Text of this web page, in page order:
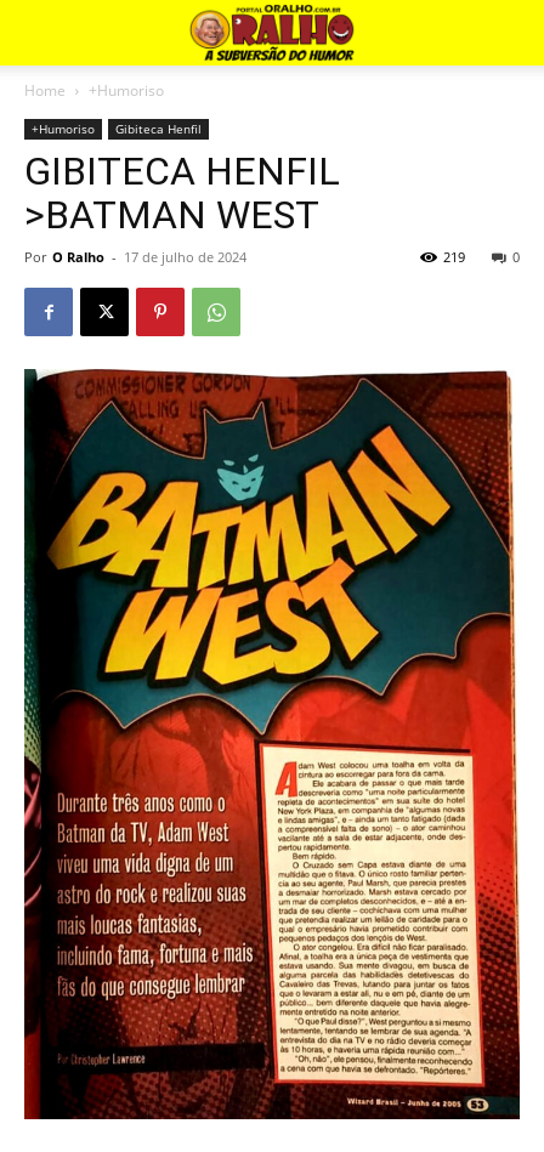
Home +Humoriso
+Humoriso Gibiteca Henfil
GIBITECA HENFIL
>BATMAN WEST
Por O Ralho - 17 de julho de 2024 0
219